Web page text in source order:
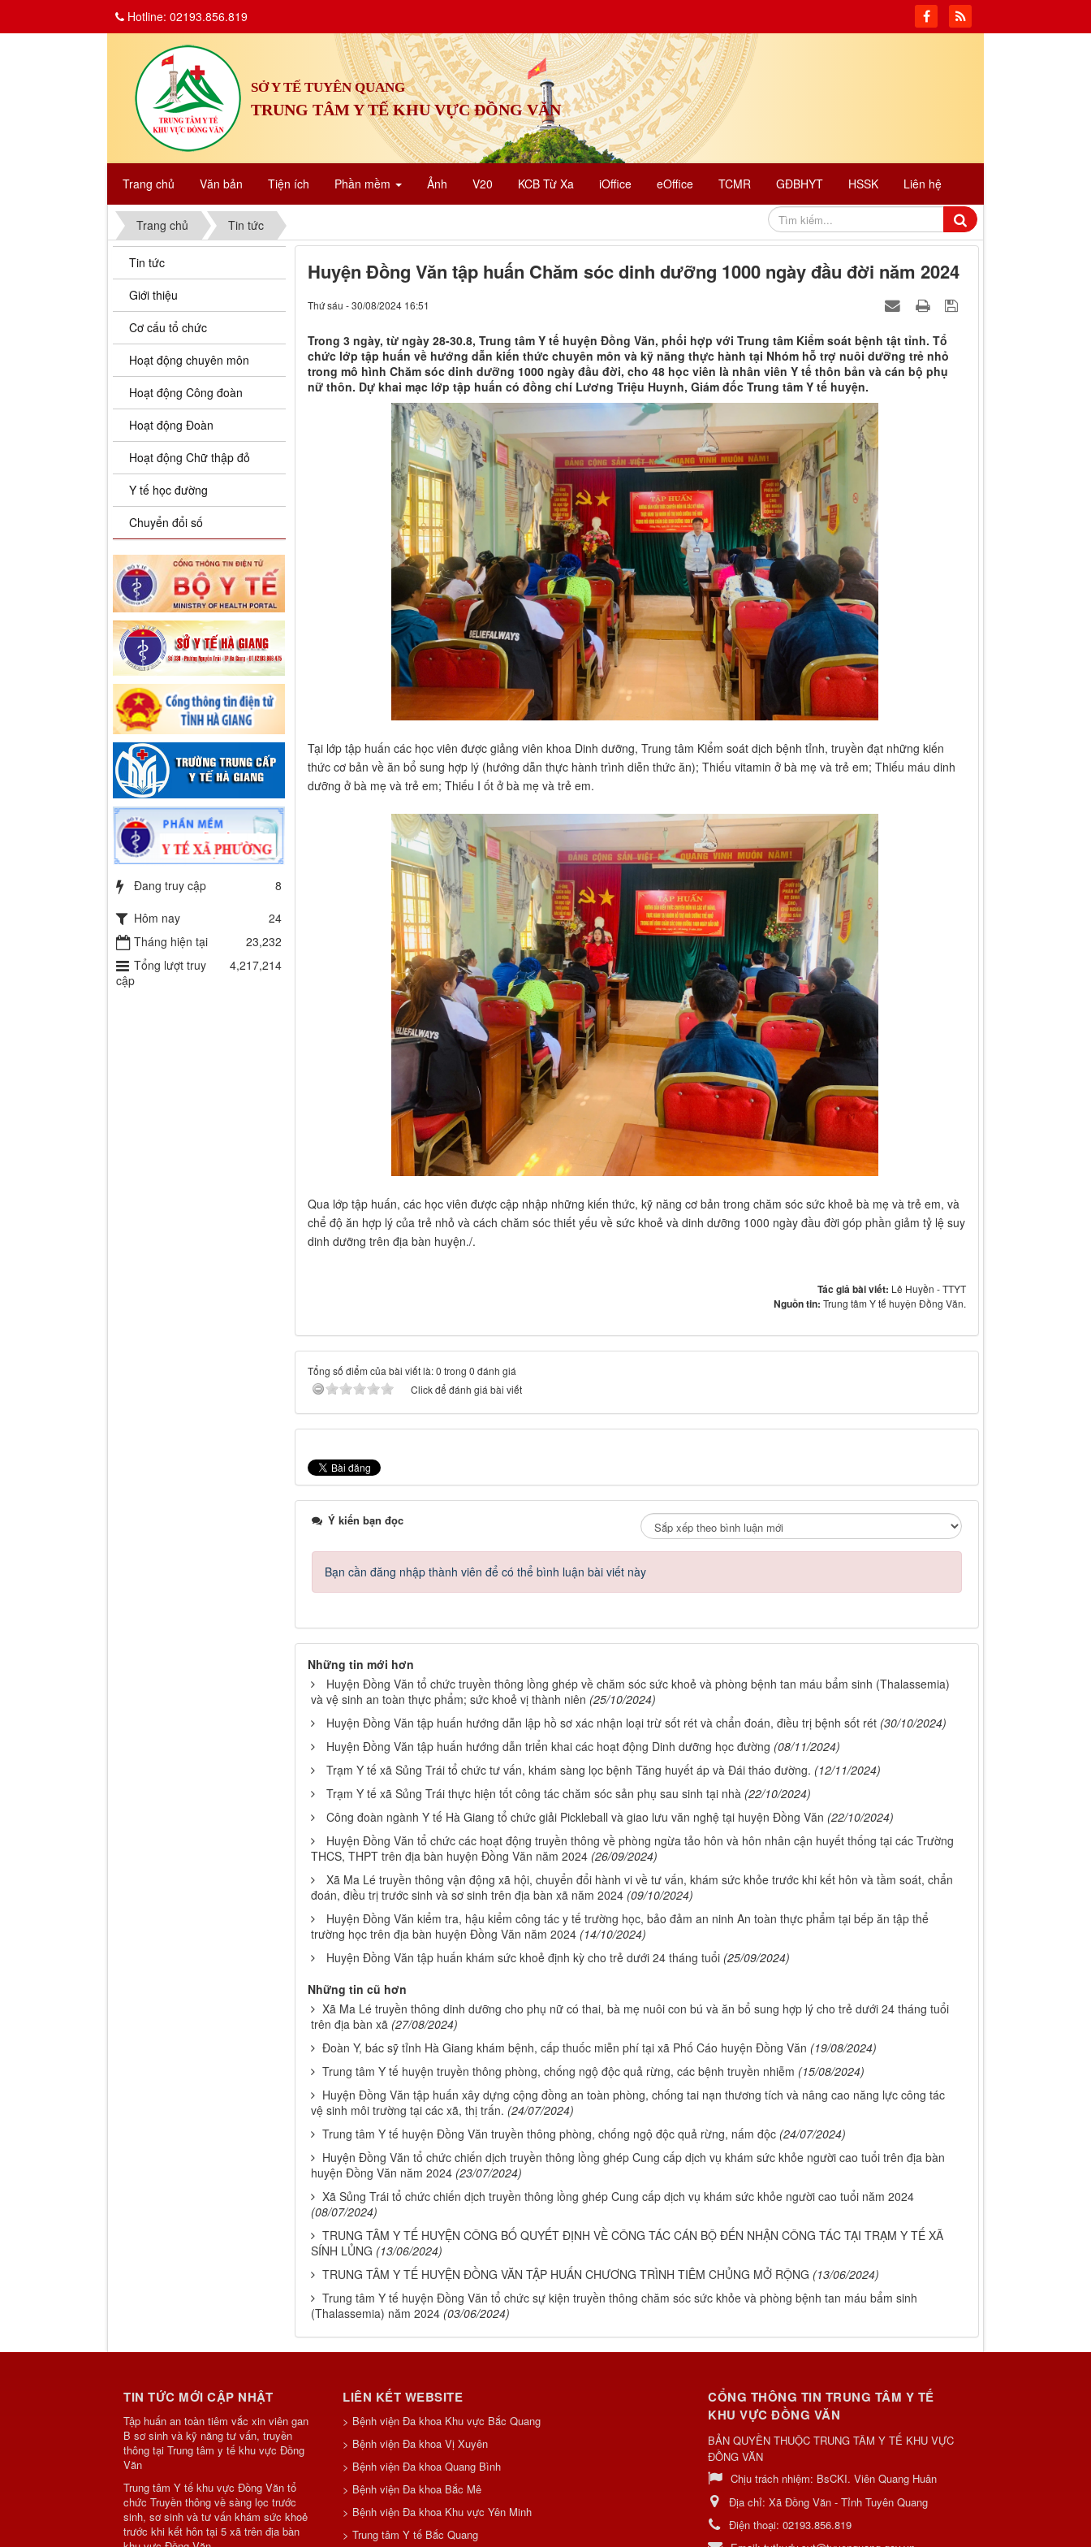
SỞ Y TẾ TUYÊN QUANG
TRUNG TÂM Y TẾ KHU VỰC ĐỒNG VĂN
Trang chủ Văn bản Tiện ích Phần mềm Ảnh V20 KCB Từ Xa iOffice eOffice TCMR GĐBHYT HSSK Liên hệ
Hotline: 02193.856.819
Trang chủ Tin tức
Huyện Đồng Văn tập huấn Chăm sóc dinh dưỡng 1000 ngày đầu đời năm 2024
Thứ sáu - 30/08/2024 16:51
Trong 3 ngày, từ ngày 28-30.8, Trung tâm Y tế huyện Đồng Văn, phối hợp với Trung tâm Kiểm soát bệnh tật tỉnh. Tổ
chức lớp tập huấn về hướng dẫn kiến thức chuyên môn và kỹ năng thực hành tại Nhóm hỗ trợ nuôi dưỡng trẻ nhỏ
trong mô hình Chăm sóc dinh dưỡng 1000 ngày đầu đời, cho 48 học viên là nhân viên Y tế thôn bản và cán bộ phụ
nữ thôn. Dự khai mạc lớp tập huấn có đồng chí Lương Triệu Huynh, Giám đốc Trung tâm Y tế huyện.
Tại lớp tập huấn các học viên được giảng viên khoa Dinh dưỡng, Trung tâm Kiểm soát dịch bệnh tỉnh, truyền đạt những kiến
thức cơ bản về ăn bổ sung hợp lý (hướng dẫn thực hành trình diễn thức ăn); Thiếu vitamin ở bà mẹ và trẻ em; Thiếu máu dinh
dưỡng ở bà mẹ và trẻ em; Thiếu I ốt ở bà mẹ và trẻ em.
Qua lớp tập huấn, các học viên được cập nhập những kiến thức, kỹ năng cơ bản trong chăm sóc sức khoẻ bà mẹ và trẻ em, và
chể độ ăn hợp lý của trẻ nhỏ và cách chăm sóc thiết yếu về sức khoẻ và dinh dưỡng 1000 ngày đầu đời góp phần giảm tỷ lệ suy
dinh dưỡng trên địa bàn huyện./.
Tác giả bài viết: Lê Huyền - TTYT
Nguồn tin: Trung tâm Y tế huyện Đồng Văn.
Tổng số điểm của bài viết là: 0 trong 0 đánh giá
Click để đánh giá bài viết
Ý kiến bạn đọc
Bạn cần đăng nhập thành viên để có thể bình luận bài viết này
Những tin mới hơn
Huyện Đồng Văn tổ chức truyền thông lồng ghép về chăm sóc sức khoẻ và phòng bệnh tan máu bẩm sinh (Thalassemia)
và vệ sinh an toàn thực phẩm; sức khoẻ vị thành niên (25/10/2024)
Huyện Đồng Văn tập huấn hướng dẫn lập hồ sơ xác nhận loại trừ sốt rét và chẩn đoán, điều trị bệnh sốt rét (30/10/2024)
Huyện Đồng Văn tập huấn hướng dẫn triển khai các hoạt động Dinh dưỡng học đường (08/11/2024)
Trạm Y tế xã Sủng Trái tổ chức tư vấn, khám sàng lọc bệnh Tăng huyết áp và Đái tháo đường. (12/11/2024)
Trạm Y tế xã Sủng Trái thực hiện tốt công tác chăm sóc sản phụ sau sinh tại nhà (22/10/2024)
Công đoàn ngành Y tế Hà Giang tổ chức giải Pickleball và giao lưu văn nghệ tại huyện Đồng Văn (22/10/2024)
Huyện Đồng Văn tổ chức các hoạt động truyền thông về phòng ngừa tảo hôn và hôn nhân cận huyết thống tại các Trường
THCS, THPT trên địa bàn huyện Đồng Văn năm 2024 (26/09/2024)
Xã Ma Lé truyền thông vận động xã hội, chuyển đổi hành vi về tư vấn, khám sức khỏe trước khi kết hôn và tầm soát, chẩn
đoán, điều trị trước sinh và sơ sinh trên địa bàn xã năm 2024 (09/10/2024)
Huyện Đồng Văn kiểm tra, hậu kiểm công tác y tế trường học, bảo đảm an ninh An toàn thực phẩm tại bếp ăn tập thể
trường học trên địa bàn huyện Đồng Văn năm 2024 (14/10/2024)
Huyện Đồng Văn tập huấn khám sức khoẻ định kỳ cho trẻ dưới 24 tháng tuổi (25/09/2024)
Những tin cũ hơn
Xã Ma Lé truyền thông dinh dưỡng cho phụ nữ có thai, bà mẹ nuôi con bú và ăn bổ sung hợp lý cho trẻ dưới 24 tháng tuổi
trên địa bàn xã (27/08/2024)
Đoàn Y, bác sỹ tỉnh Hà Giang khám bệnh, cấp thuốc miễn phí tại xã Phố Cáo huyện Đồng Văn (19/08/2024)
Trung tâm Y tế huyện truyền thông phòng, chống ngộ độc quả rừng, các bệnh truyền nhiễm (15/08/2024)
Huyện Đồng Văn tập huấn xây dựng cộng đồng an toàn phòng, chống tai nạn thương tích và nâng cao năng lực công tác
vệ sinh môi trường tại các xã, thị trấn. (24/07/2024)
Trung tâm Y tế huyện Đồng Văn truyền thông phòng, chống ngộ độc quả rừng, nấm độc (24/07/2024)
Huyện Đồng Văn tổ chức chiến dịch truyền thông lồng ghép Cung cấp dịch vụ khám sức khỏe người cao tuổi trên địa bàn
huyện Đồng Văn năm 2024 (23/07/2024)
Xã Sủng Trái tổ chức chiến dịch truyền thông lồng ghép Cung cấp dịch vụ khám sức khỏe người cao tuổi năm 2024
(08/07/2024)
TRUNG TÂM Y TẾ HUYỆN CÔNG BỐ QUYẾT ĐỊNH VỀ CÔNG TÁC CÁN BỘ ĐẾN NHẬN CÔNG TÁC TẠI TRẠM Y TẾ XÃ
SÍNH LỦNG (13/06/2024)
TRUNG TÂM Y TẾ HUYỆN ĐỒNG VĂN TẬP HUẤN CHƯƠNG TRÌNH TIÊM CHỦNG MỞ RỘNG (13/06/2024)
Trung tâm Y tế huyện Đồng Văn tổ chức sự kiện truyền thông chăm sóc sức khỏe và phòng bệnh tan máu bẩm sinh
(Thalassemia) năm 2024 (03/06/2024)
Tin tức
Giới thiệu
Cơ cấu tổ chức
Hoạt động chuyên môn
Hoạt động Công đoàn
Hoạt động Đoàn
Hoạt động Chữ thập đỏ
Y tế học đường
Chuyển đổi số
Đang truy cập
8
Hôm nay
24
Tháng hiện tại
23,232
Tổng lượt truy
cập
4,217,214
TIN TỨC MỚI CẬP NHẬT
Tập huấn an toàn tiêm vắc xin viên gan
B sơ sinh và kỹ năng tư vấn, truyền
thông tại Trung tâm y tế khu vực Đồng
Văn
Trung tâm Y tế khu vực Đồng Văn tổ
chức Truyền thông về sàng lọc trước
sinh, sơ sinh và tư vấn khám sức khoẻ
trước khi kết hôn tại 5 xã trên địa bàn
LIÊN KẾT WEBSITE
> Bệnh viện Đa khoa Khu vực Bắc Quang
> Bệnh viện Đa khoa Vị Xuyên
> Bệnh viện Đa khoa Quang Bình
> Bệnh viện Đa khoa Bắc Mê
> Bệnh viện Đa khoa Khu vực Yên Minh
> Trung tâm Y tế Bắc Quang
CỔNG THÔNG TIN TRUNG TÂM Y TẾ
KHU VỰC ĐỒNG VĂN
BẢN QUYỀN THUỘC TRUNG TÂM Y TẾ KHU VỰC
ĐỒNG VĂN
Chịu trách nhiệm: BsCKI. Viên Quang Huân
Địa chỉ: Xã Đồng Văn - Tỉnh Tuyên Quang
Điện thoại: 02193.856.819